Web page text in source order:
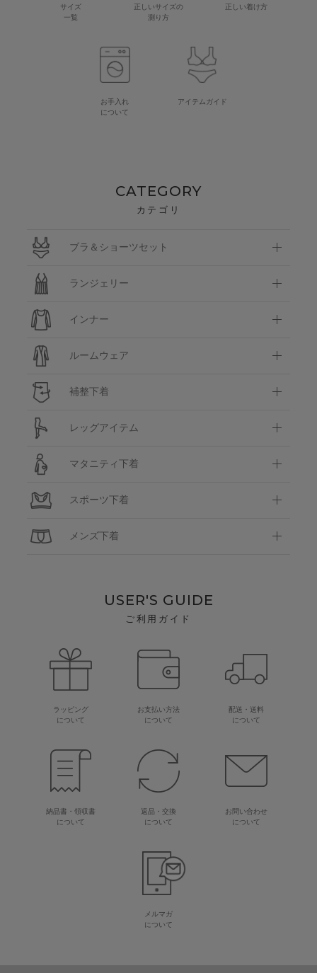
サイズ
一覧
正しいサイズの
測り方
正しい着け方
お手入れ
について
アイテムガイド
CATEGORY
カテゴリ
ブラ＆ショーツセット
ランジェリー
インナー
ルームウェア
補整下着
レッグアイテム
マタニティ下着
スポーツ下着
メンズ下着
USER'S GUIDE
ご利用ガイド
ラッピング
について
お支払い方法
について
配送・送料
について
納品書・領収書
について
返品・交換
について
お問い合わせ
について
メルマガ
について